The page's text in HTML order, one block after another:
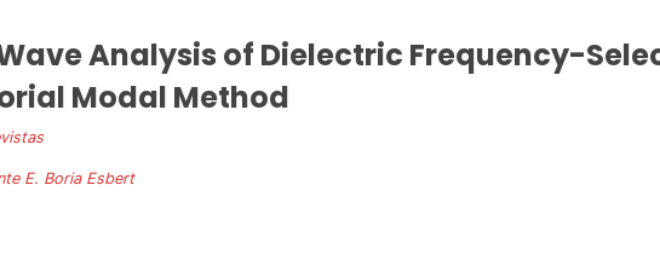
Analysis of Dielectric Frequency-
Modal Method
E. Boria Esbert